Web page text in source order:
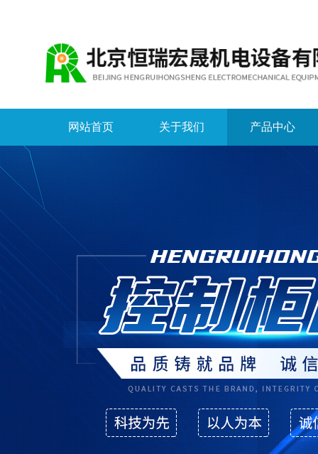
网站首页 关于我们 产品中心